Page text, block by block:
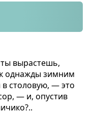
выра­стешь,
одна­жды зим­ним
сто­ло­вую, — это
— и, опу­стив